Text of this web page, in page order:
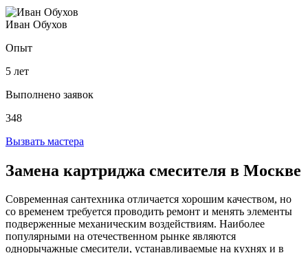
Иван Обухов
Опыт
5 лет
Выполнено заявок
348
Вызвать мастера
Замена картриджа смесителя в Москве
Современная сантехника отличается хорошим качеством, но
со временем требуется проводить ремонт и менять элементы
подверженные механическим воздействиям. Наиболее
популярными на отечественном рынке являются
однорычажные смесители, устанавливаемые на кухнях и в